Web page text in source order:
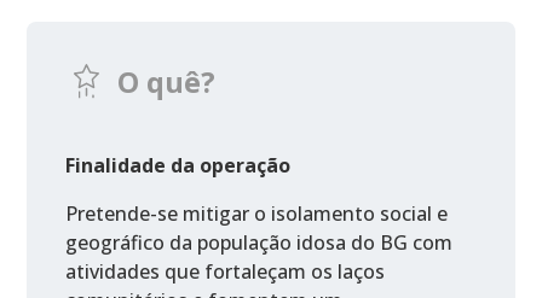
O quê?
Finalidade da operação
Pretende-se mitigar o isolamento social e
geográfico da população idosa do BG com
atividades que fortaleçam os laços